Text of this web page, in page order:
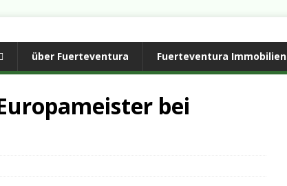
über Fuerteventura Fuerteventura Immobilien
bei